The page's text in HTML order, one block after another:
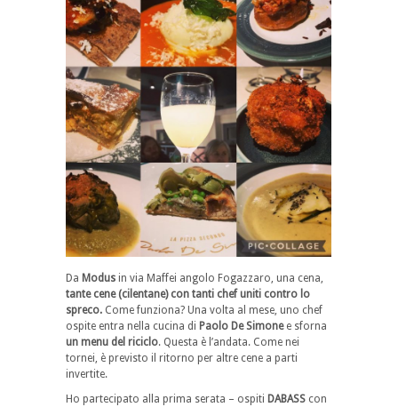
Da Modus in via Maffei angolo Fogazzaro, una cena,
tante cene (cilentane) con tanti chef uniti contro lo
spreco. Come funziona? Una volta al mese, uno chef
ospite entra nella cucina di Paolo De Simonee sforna
un menu del riciclo. Questa è l’andata. Come nei
tornei, è previsto il ritorno per altre cene a parti
invertite.
Ho partecipato alla prima serata – ospiti DABASS con